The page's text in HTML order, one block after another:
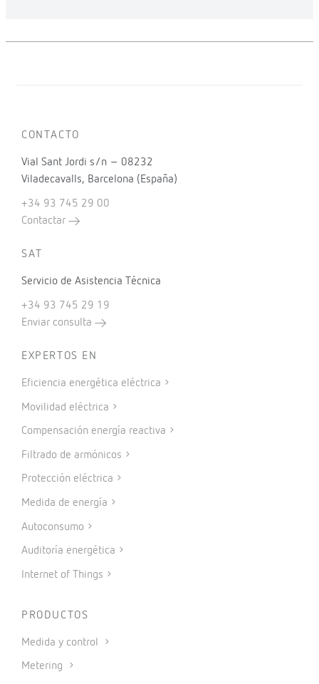
CONTACTO
Vial Sant Jordi s/n – 08232
Viladecavalls, Barcelona (España)
+34 93 745 29 00
Contactar
SAT
Servicio de Asistencia Técnica
+34 93 745 29 19
Enviar consulta
EXPERTOS EN
Eficiencia energética eléctrica
Movilidad eléctrica
Compensación energía reactiva
Filtrado de armónicos
Protección eléctrica
Medida de energía
Autoconsumo
Auditoría energética
Internet of Things
PRODUCTOS
Medida y control
Metering